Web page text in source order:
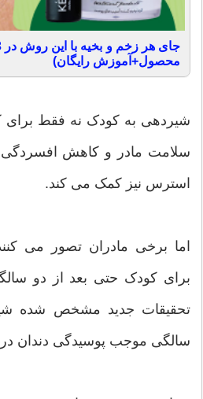
محصول+آموزش رایگان)
شیردهی به کودک نه فقط برای
سلامت مادر و کاهش افسردگی
استرس نیز کمک می کند.
اما برخی مادران تصور می
برای کودک حتی بعد از دو
تحقیقات جدید مشخص شده
سالگی موجب پوسیدگی دندان در